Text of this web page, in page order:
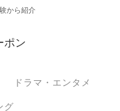
から紹介
ポン
ドラマ・エンタメ
グ